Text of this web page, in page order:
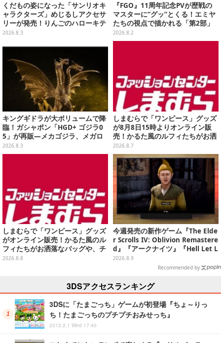
くだもの姿になった「サンリオキ
ャラクターズ」めじるしアクセサ
リーが発売！りんごのハローキテ
ィや、パイナップルのポムポムプ
2026.8.3
『FGO』11周年記念PVが歴戦の
マスターに“グッ”とくる！エミヤ
たちの視点で描かれる「第2部」
の旅路
2026.8.2
キングギドラが大ボリュームで降
臨！ガシャポン「HGD+ ゴジラ0
5」が再販―メカゴジラ、メガロ
なども揃った全4種
2026.8.3
しまむらで「ワンピース」グッズ
が8月8日15時よりオンライン販
売！かるた風のルフィたちがお洒
落なバッグや、チョッパーが可愛
いサンダルも
2026.8.7
しまむらで「ワンピース」グッズ
がオンライン販売！かるた風のル
フィたちがお洒落なバッグや、チ
ョッパーが可愛いサンダルも
2026.8.8
今週発売の新作ゲーム『The Elde
r Scrolls IV: Oblivion Remastere
d』『アークナイツ』『Hell Let L
oose: Vietnam』他
2026.8.9
Recommended by
3DSアクセスランキング
3DSに「たまごっち」ゲームが初登場『ちょ～りっ
ち！たまごっちのプチプチおみせっち』
2012.2.1 Wed 17:40